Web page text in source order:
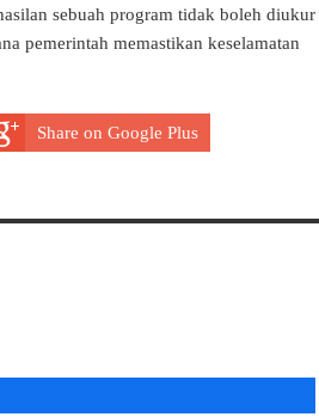
sebuah program tidak boleh diukur
pemerintah memastikan keselamatan
Share on Google Plus